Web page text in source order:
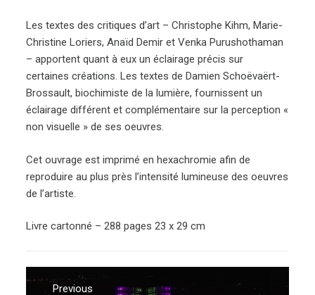
Les textes des critiques d’art – Christophe Kihm, Marie-
Christine Loriers, Anaïd Demir et Venka Purushothaman
– apportent quant à eux un éclairage précis sur
certaines créations. Les textes de Damien Schoëvaërt-
Brossault, biochimiste de la lumière, fournissent un
éclairage différent et complémentaire sur la perception «
non visuelle » de ses oeuvres.
Cet ouvrage est imprimé en hexachromie afin de
reproduire au plus près l’intensité lumineuse des oeuvres
de l’artiste.
Livre cartonné – 288 pages 23 x 29 cm
Navigation
Previous